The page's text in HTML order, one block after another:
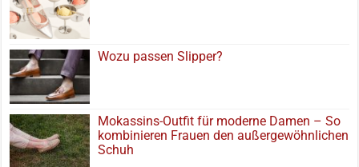
Wozu passen Slipper?
Mokassins-Outfit für moderne Damen – So
kombinieren Frauen den außergewöhnlichen
Schuh